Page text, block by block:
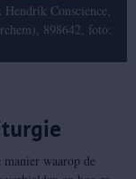
Conscience,
898642, foto:
waarop de